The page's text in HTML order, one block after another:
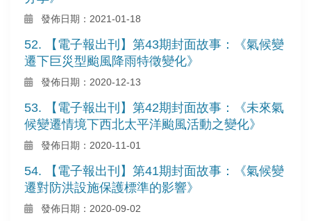
發佈日期：2021-01-18
52. 【電子報出刊】第43期封面故事：《氣候變
遷下巨災型颱風降雨特徵變化》
發佈日期：2020-12-13
53. 【電子報出刊】第42期封面故事：《未來氣
候變遷情境下西北太平洋颱風活動之變化》
發佈日期：2020-11-01
54. 【電子報出刊】第41期封面故事：《氣候變
遷對防洪設施保護標準的影響》
發佈日期：2020-09-02